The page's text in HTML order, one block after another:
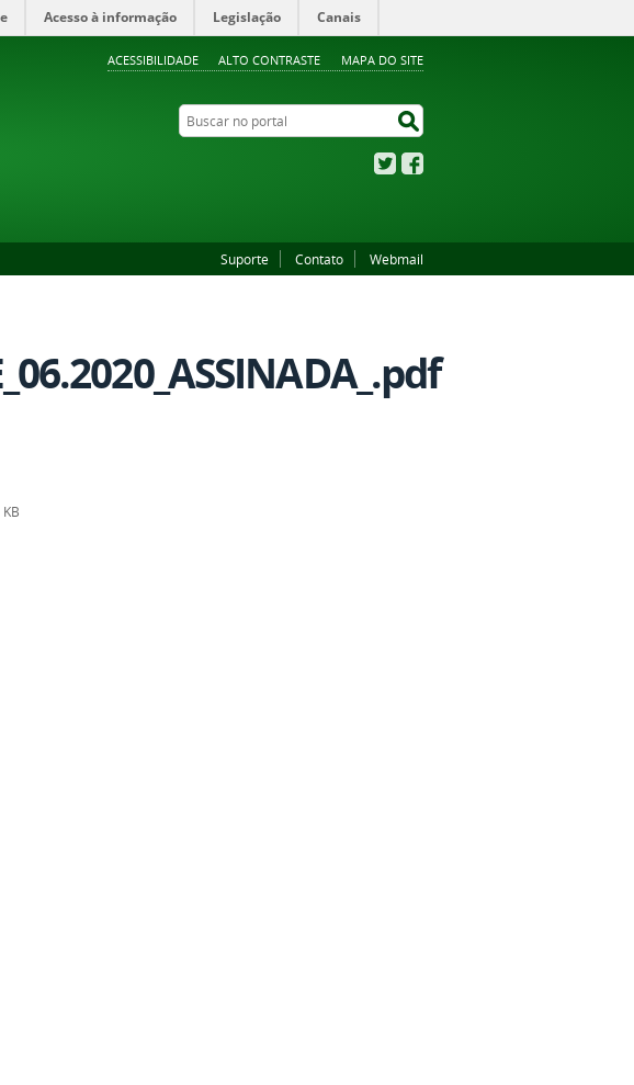
ACESSIBILIDADE ALTO CONTRASTE MAPA DO SITE
Acesso à informação Legislação Canais
Buscar no portal
Twitter
Suporte Contato Webmail